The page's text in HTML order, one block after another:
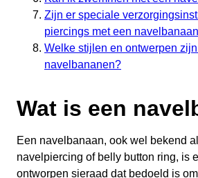
Zijn er speciale
piercings met een
Welke stijlen en ontwerpen
navelbananen?
Wat is een
Een navelbanaan, ook wel bekend
navelpiercing of belly button ring, is
ontworpen sieraad dat bedoeld is